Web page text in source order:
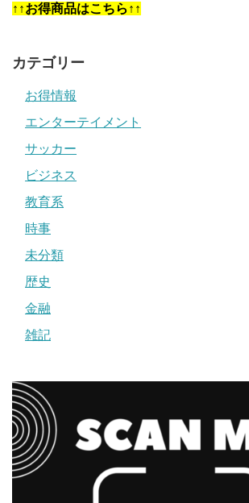
↑↑お得商品はこちら↑↑
カテゴリー
お得情報
エンターテイメント
サッカー
ビジネス
教育系
時事
未分類
歴史
金融
雑記